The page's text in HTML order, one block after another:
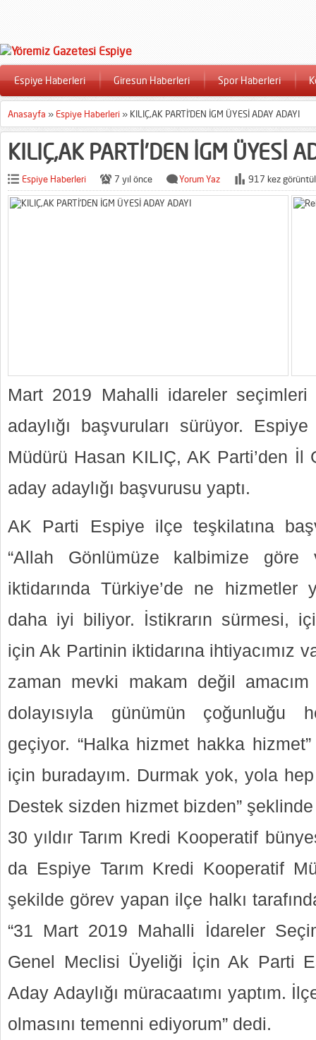
Espiye Haberleri Giresun Haberleri Spor Haberleri
Anasayfa » Espiye Haberleri » KILIÇ,AK PARTİ’DEN İGM ÜYESİ ADAY ADAYI
KILIÇ,AK PARTİ’DEN İGM ÜYESİ
Espiye Haberleri 7 yıl önce Yorum Yaz 917 kez
Mart 2019 Mahalli idareler
adaylığı başvuruları sürüyor.
Müdürü Hasan KILIÇ, AK Parti’den
aday adaylığı başvurusu yaptı.
AK Parti Espiye ilçe teşkilatına
“Allah Gönlümüze kalbimize
iktidarında Türkiye’de ne hizmetler
daha iyi biliyor. İstikrarın sürmesi,
için Ak Partinin iktidarına ihtiyacımız
zaman mevki makam değil
dolayısıyla günümün çoğunluğu
geçiyor. “Halka hizmet hakka
için buradayım. Durmak yok, yola
Destek sizden hizmet bizden”
30 yıldır Tarım Kredi Kooperatif
da Espiye Tarım Kredi Kooperatif
şekilde görev yapan ilçe halkı
“31 Mart 2019 Mahalli İdareler
Genel Meclisi Üyeliği İçin Ak Parti
Aday Adaylığı müracaatımı yaptım.
olmasını temenni ediyorum” dedi.